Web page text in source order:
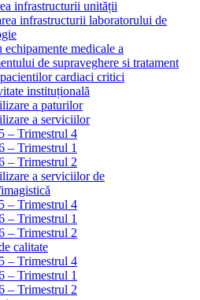
infrastructurii unității
infrastructurii laboratorului de
echipamente medicale a
de supraveghere si tratament
cardiaci critici
instituțională
a paturilor
a serviciilor
– Trimestrul 4
– Trimestrul 1
– Trimestrul 2
a serviciilor de
– Trimestrul 4
– Trimestrul 1
– Trimestrul 2
calitate
– Trimestrul 4
– Trimestrul 1
– Trimestrul 2